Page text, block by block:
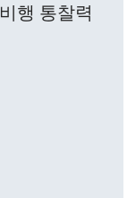
행 통찰력